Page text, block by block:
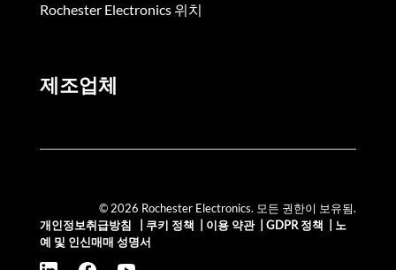
Rochester Electronics 위치
제조업체
© 2026 Rochester Electronics. 모든 권한이 보유됨.
개인정보취급방침
쿠키 정책 이용 약관| GDPR 정책
노
예 및 인신매매 성명서